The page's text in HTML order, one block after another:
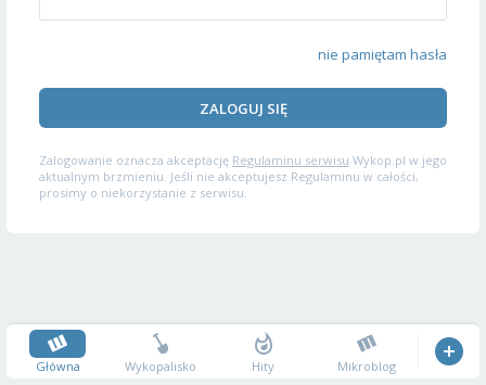
nie pamiętam hasła
ZALOGUJ SIĘ
Zalogowanie oznacza akceptację Regulaminu serwisu Wykop.pl w jego
aktualnym brzmieniu. Jeśli nie akceptujesz Regulaminu w całości,
prosimy o niekorzystanie z serwisu.
Główna Wykopalisko Hity Mikroblog